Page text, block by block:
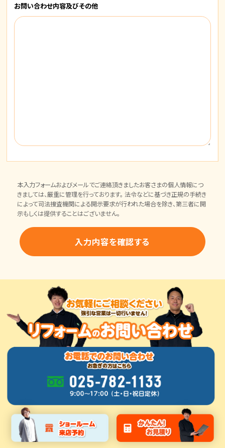
お問い合わせ内容及びその他
本入力フォームおよびメールでご連絡頂きましたお客さまの個人情報につ
きましては、厳重に管理を行っております。 法令などに基づき正規の手続き
によって司法捜査機関による開示要求が行われた場合を除き、第三者に開
示もしくは提供することはございません。